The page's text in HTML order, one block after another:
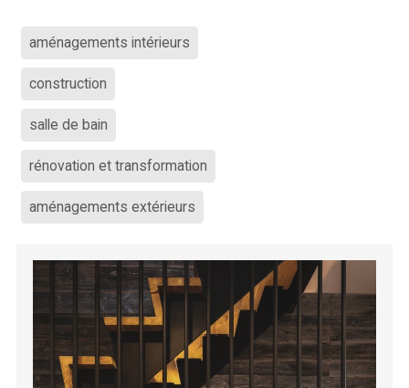
aménagements intérieurs
construction
salle de bain
rénovation et transformation
aménagements extérieurs